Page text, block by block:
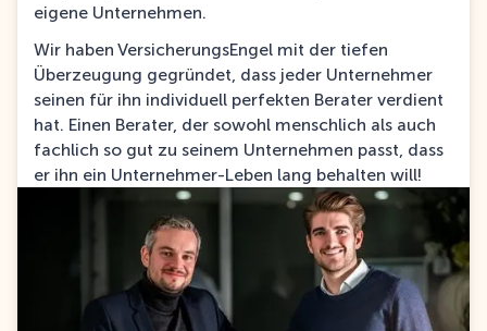
eigene Unternehmen.
Wir haben VersicherungsEngel mit der tiefen
Überzeugung gegründet, dass jeder Unternehmer
seinen für ihn individuell perfekten Berater verdient
hat. Einen Berater, der sowohl menschlich als auch
fachlich so gut zu seinem Unternehmen passt, dass
er ihn ein Unternehmer-Leben lang behalten will!